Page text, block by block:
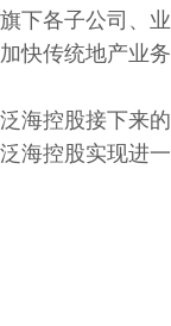
旗下各子公司、
加快传统地产业
泛海控股接下来
泛海控股实现进